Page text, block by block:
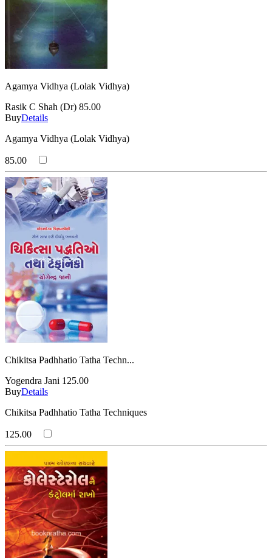
Agamya Vidhya (Lolak Vidhya)
Rasik C Shah (Dr) 85.00
BuyDetails
Agamya Vidhya (Lolak Vidhya)
85.00
Chikitsa Padhhatio Tatha Techn...
Yogendra Jani 125.00
BuyDetails
Chikitsa Padhhatio Tatha Techniques
125.00